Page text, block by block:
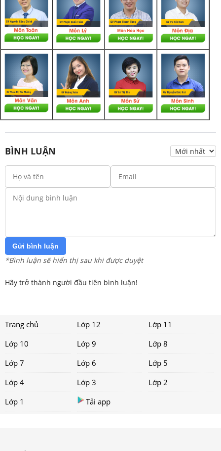
BÌNH LUẬN
Gửi bình luận
*Bình luận sẽ hiển thị sau khi được duyệt
Hãy trở thành người đầu tiên bình luận!
Trang chủ Lớp 12
Lớp 11
Lớp 10
Lớp 9
Lớp 8
Lớp 7
Lớp 6
Lớp 5
Lớp 4
Lớp 3
Lớp 2
Lớp 1
Tải app